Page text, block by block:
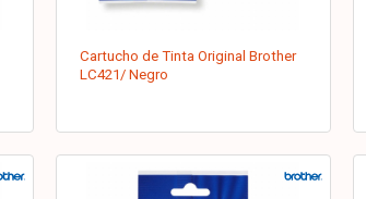
Cartucho de Tinta Original Brother
LC421/ Negro